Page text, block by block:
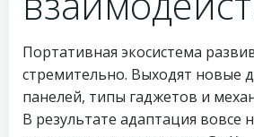
Портативная экосистема
стремительно. Выходят новые
панелей, типы гаджетов и
В результате адаптация вовсе